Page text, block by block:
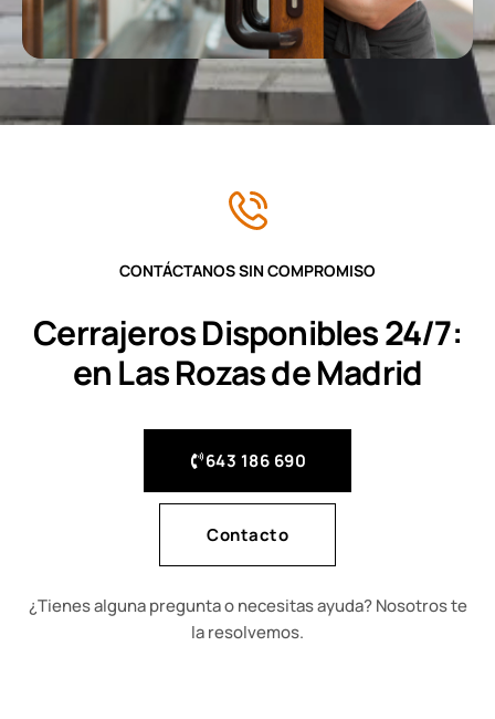
CONTÁCTANOS SIN COMPROMISO
Cerrajeros Disponibles 24/7:
en Las Rozas de Madrid
643 186 690
Contacto
¿Tienes alguna pregunta o necesitas ayuda? Nosotros te
la resolvemos.